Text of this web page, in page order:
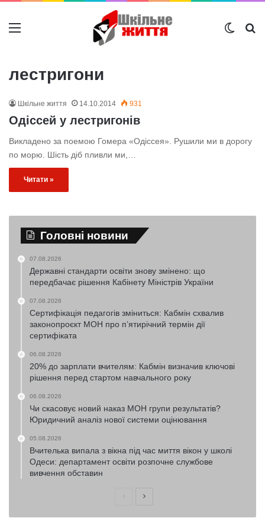
Меню
лестригони
Шкільне життя 14.10.2014 931
Одіссей у лестригонів
Викладено за поемою Гомера «Одіссея». Рушили ми в дорогу
по морю. Шість діб пливли ми,…
Читати »
Головні новини
07.08.2026
Державні стандарти освіти знову змінено: що
передбачає рішення Кабінету Міністрів України
07.08.2026
Сертифікація педагогів зміниться: Кабмін схвалив
законопроєкт МОН про п’ятирічний термін дії
сертифіката
06.08.2026
20% до зарплати вчителям: Кабмін визначив ключові
рішення перед стартом навчального року
06.08.2026
Чи скасовує новий наказ МОН групи результатів?
Юридичний аналіз нової системи оцінювання
05.08.2026
Вчителька випала з вікна під час миття вікон у школі
Одеси: департамент освіти розпочне службове
вивчення обставин
ПопередняНаступна